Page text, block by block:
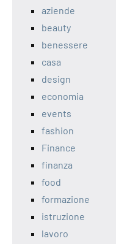
aziende
beauty
benessere
casa
design
economia
events
fashion
Finance
finanza
food
formazione
istruzione
lavoro